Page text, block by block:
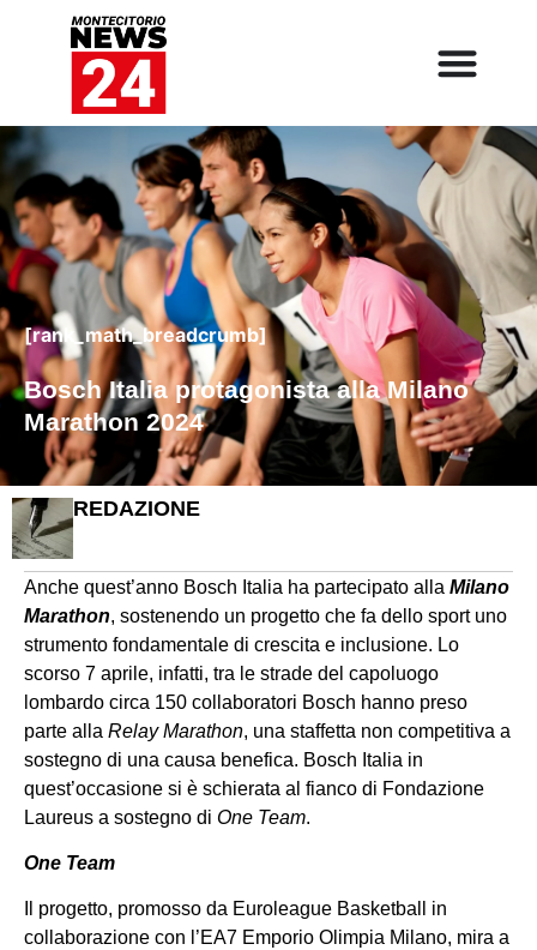
[rank_math_breadcrumb]
Bosch Italia protagonista alla Milano
Marathon 2024
REDAZIONE
Anche quest’anno Bosch Italia ha partecipato alla Milano
Marathon , sostenendo un progetto che fa dello sport uno
strumento fondamentale di crescita e inclusione. Lo
scorso 7 aprile, infatti, tra le strade del capoluogo
lombardo circa 150 collaboratori Bosch hanno preso
parte alla Relay Marathon , una staffetta non competitiva a
sostegno di una causa benefica. Bosch Italia in
quest’occasione si è schierata al fianco di Fondazione
Laureus a sostegno di One Team
One Team
Il progetto, promosso da Euroleague Basketball in
collaborazione con l’EA7 Emporio Olimpia Milano, mira a